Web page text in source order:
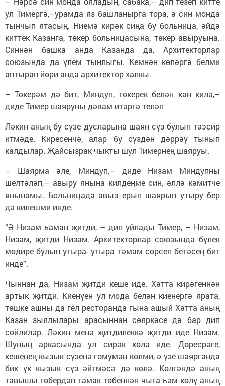
ул Тимергә,–урамда яз башланырга тора, ә син монда
тынчып ятасың. Ниемә кирәк сиңа бу больница, әйдә
киттек Казанга, төкер больницасына, төкер авыруына.
Синнән башка анда Казанда да, Архитекторлар
союзында да үлем тынлыгы. Кемнән көләргә белми
аптырап йөри анда архитектор халкы.
– Төкерәм дә бит, Миндуп, төкерек белән кан килә,–
диде Тимер шаяруны дәвам итәргә теләп
Ләкин аның бу сүзе дусларына шаян сүз булып тәэсир
итмәде. Киресенчә, алар бу сүздән дәррәү тынып
калдылар. Җайсызрак чыкты шул Тимернең шаяруы.
– Шаярма әле, Миндуп,– диде Низам Миндупны
шелтәләп,– авыру янына килдеңме син, әллә кәмитче
янынамы. Больницада авыз ерып шаярып утыру бер
дә килешми инде.
“Ә Низам һаман җитди, – дип уйлады Тимер, – Низам,
Низам, җитди Низам. Архитекторлар союзында бүлек
мөдире булып утыра- утыра тәмам сөрсеп бетәсең бит
инде”.
Чыннан да, Низам җитди кеше иде. Хәтта кирәгеннән
артык җитди. Киенүен ул мода белән киенергә ярата,
төшке ашны да гел ресторанда гына ашый Хәтта аның
Казан зыялылары арасыннан сөяркәсе дә бар дип
сөйлиләр. Ләкин менә җитдилеккә җитди иде Низам.
Шуның аркасында ул сирәк көлә иде. Дөресрәге,
кешенең кызык сүзенә гомумән көлми, ә үзе шаярганда
бик үк кызык сүз әйтмәсә дә көлә. Көлгәндә аның
тавышы гөбердәп тамак төбеннән чыга һәм көлү аның